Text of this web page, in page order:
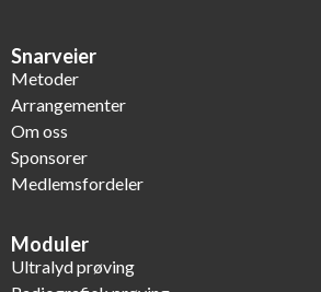
Snarveier
Metoder
Arrangementer
Om oss
Sponsorer
Medlemsfordeler
Moduler
Ultralyd prøving